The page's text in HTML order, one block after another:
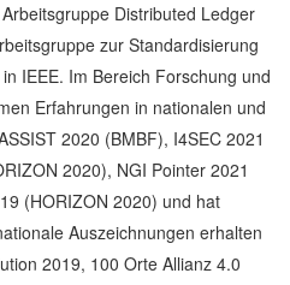
Distributed Ledger
zur Standardisierung
IEEE. Im Bereich Forschung und
Erfahrungen in nationalen und
2020 (BMBF), I4SEC 2021
2020), NGI Pointer 2021
(HORIZON 2020) und hat
Auszeichnungen erhalten
2019, 100 Orte Allianz 4.0